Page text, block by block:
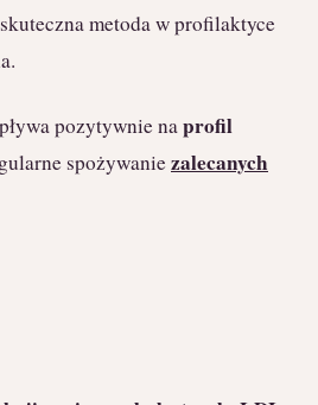
metoda w profilaktyce
pozytywnie naprofil
spożywaniezalecanych